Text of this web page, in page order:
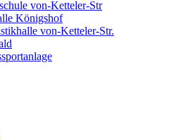
von-Ketteler-Str
Königshof
von-Ketteler-Str.